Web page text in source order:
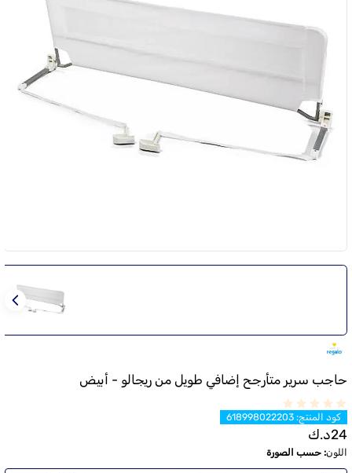
حاجب سرير متأرجح إضافي طويل من ريجالو - أبيض
كود المنتج:
618998022203
24د.ك
اللون: حسب الصورة